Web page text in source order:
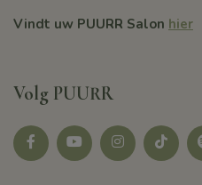
Vindt uw PUURR Salon hier
Volg PUURR
Facebook youtubeinstagramtikotk